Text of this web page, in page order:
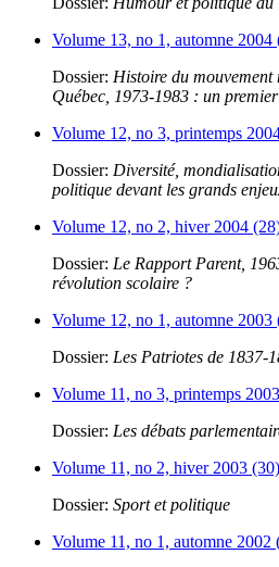
Volume 13, no 1, automne 2004
Dossier: Histoire du
Québec, 1973-1983 : un
Volume 12, no 3, printemps
Dossier: Diversité,
politique devant les grands
Volume 12, no 2, hiver 2004
Dossier: Le Rapport Parent,
révolution scolaire ?
Volume 12, no 1, automne 2003
Dossier: Les Patriotes de 1837-
Volume 11, no 3, printemps
Dossier: Les débats
Volume 11, no 2, hiver 2003 (30)
Dossier: Sport et politique
Volume 11, no 1, automne 2002